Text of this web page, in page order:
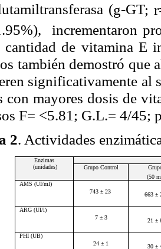
(g-GT;
incrementaron
cantidad de vitamina E
también demostró que
significativamente al
con mayores dosis de
F= <5.81; G.L.= 4/45;
2. Actividades
Enzimas
(unidades)
Grupo Control
(50
AMS (UI/ml)
743 ± 23
663 ±
ARG (UI/l)
7 ± 3
21 ±
PHI (UB)
24 ± 1
30 ±